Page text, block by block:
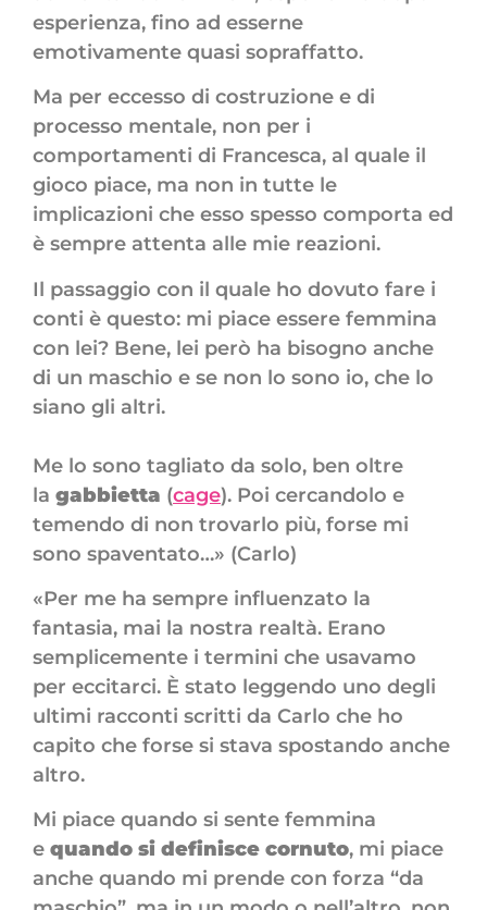
esperienza, fino ad esserne
emotivamente quasi sopraffatto.
Ma per eccesso di costruzione e di
processo mentale, non per i
comportamenti di Francesca, al quale il
gioco piace, ma non in tutte le
implicazioni che esso spesso comporta ed
è sempre attenta alle mie reazioni.
Il passaggio con il quale ho dovuto fare i
conti è questo: mi piace essere femmina
con lei? Bene, lei però ha bisogno anche
di un maschio e se non lo sono io, che lo
siano gli altri.
Me lo sono tagliato da solo, ben oltre
la gabbietta (cage). Poi cercandolo e
temendo di non trovarlo più, forse mi
sono spaventato…» (Carlo)
«Per me ha sempre influenzato la
fantasia, mai la nostra realtà. Erano
semplicemente i termini che usavamo
per eccitarci. È stato leggendo uno degli
ultimi racconti scritti da Carlo che ho
capito che forse si stava spostando anche
altro.
Mi piace quando si sente femmina
e quando si definisce cornuto, mi piace
anche quando mi prende con forza “da